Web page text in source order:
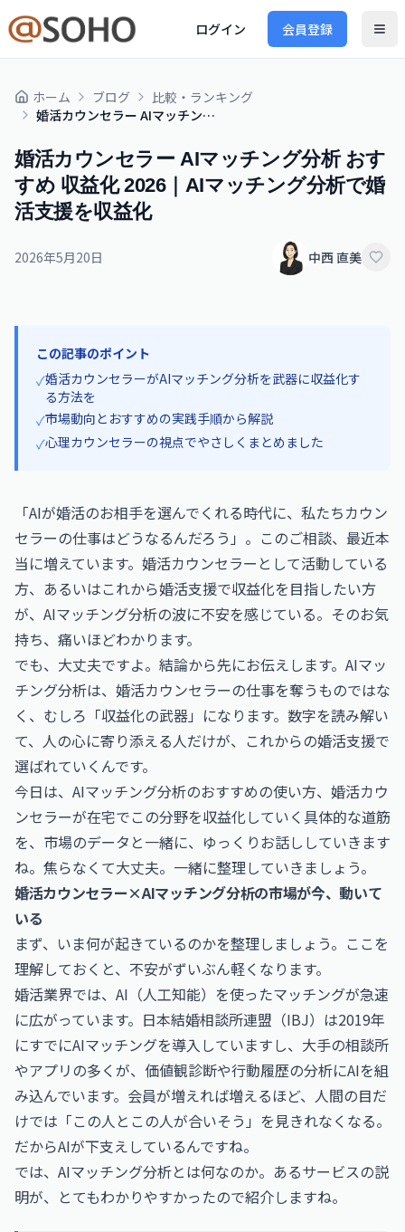
ログイン 会員登録
ホーム ブログ
比較・ランキング
婚活カウンセラー AIマッチング分析 おすすめ 収益化 2026｜AIマッチング分析で婚活支援を収益化
婚活カウンセラー AIマッチング分析 おす
すめ 収益化 2026｜AIマッチング分析で婚
活支援を収益化
2026年5月20日 中西 直美
この記事のポイント
✓婚活カウンセラーがAIマッチング分析を武器に収益化す
る方法を
✓市場動向とおすすめの実践手順から解説
✓心理カウンセラーの視点でやさしくまとめました
「AIが婚活のお相手を選んでくれる時代に、私たちカウン
セラーの仕事はどうなるんだろう」。このご相談、最近本
当に増えています。婚活カウンセラーとして活動している
方、あるいはこれから婚活支援で収益化を目指したい方
が、AIマッチング分析の波に不安を感じている。そのお気
持ち、痛いほどわかります。
でも、大丈夫ですよ。結論から先にお伝えします。AIマッ
チング分析は、婚活カウンセラーの仕事を奪うものではな
く、むしろ「収益化の武器」になります。数字を読み解い
て、人の心に寄り添える人だけが、これからの婚活支援で
選ばれていくんです。
今日は、AIマッチング分析のおすすめの使い方、婚活カウ
ンセラーが在宅でこの分野を収益化していく具体的な道筋
を、市場のデータと一緒に、ゆっくりお話ししていきます
ね。焦らなくて大丈夫。一緒に整理していきましょう。
婚活カウンセラー×AIマッチング分析の市場が今、動いて
いる
まず、いま何が起きているのかを整理しましょう。ここを
理解しておくと、不安がずいぶん軽くなります。
婚活業界では、AI（人工知能）を使ったマッチングが急速
に広がっています。日本結婚相談所連盟（IBJ）は2019年
にすでにAIマッチングを導入していますし、大手の相談所
やアプリの多くが、価値観診断や行動履歴の分析にAIを組
み込んでいます。会員が増えれば増えるほど、人間の目だ
けでは「この人とこの人が合いそう」を見きれなくなる。
だからAIが下支えしているんですね。
では、AIマッチング分析とは何なのか。あるサービスの説
明が、とてもわかりやすかったので紹介しますね。